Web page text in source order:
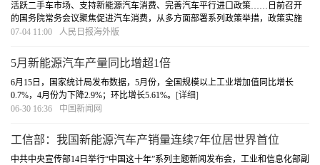
活跃二手车市场、支持新能源汽车消费、完善汽车平行进口政策……日前召开
的国务院常务会议聚焦促进汽车消费，从多方面部署系列政策举措，政策实施
预测今年增加汽车及相关消费大约2000亿元。
07-04 11:00 人民日报海外版
5月新能源汽车产量同比增超1倍
6月15日，国家统计局发布数据，5月份，全国规模以上工业增加值同比增长
0.7%，4月份为下降2.9%；环比增长5.61%。 [详细]
06-30 16:36
中国新闻网
工信部：我国新能源汽车产销量连续7年位居世界首位
中共中央宣传部14日举行“中国这十年”系列主题新闻发布会，工业和信息化部副